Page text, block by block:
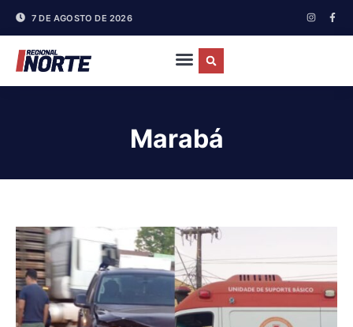
7 DE AGOSTO DE 2026
Marabá